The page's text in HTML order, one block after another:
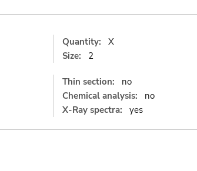
Quantity:
X
Size:
2
Thin section:
no
Chemical analysis:
no
X-Ray spectra:
yes